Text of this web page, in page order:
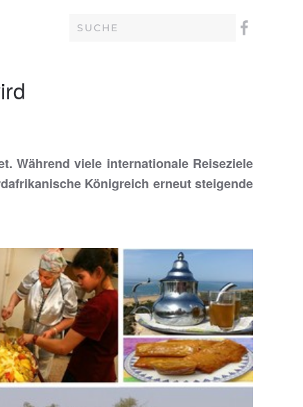
Während viele internationale Reiseziele
Königreich erneut steigende